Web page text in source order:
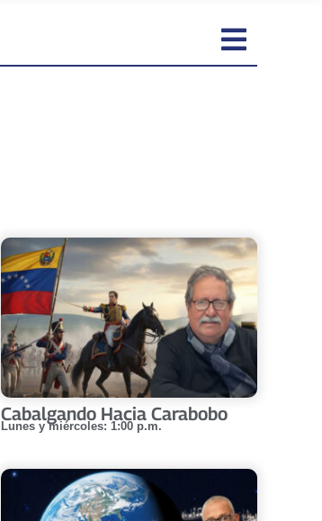
Cabalgando Hacia Carabobo
Lunes y miércoles: 1:00 p.m.